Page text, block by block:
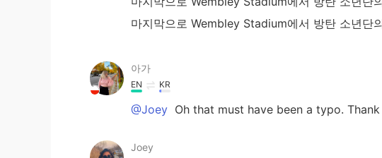
마지막으로 Wembley Stadium에서 방탄 소년단
아가
EN KR
@Joey Oh that must have been a typo.
Joey